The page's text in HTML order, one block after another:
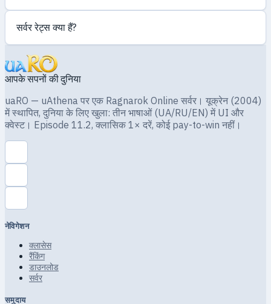
सर्वर रेट्स क्या हैं?
आपके सपनों की दुनिया
uaRO — uAthena पर एक Ragnarok Online सर्वर। यूक्रेन (2004)
में स्थापित, दुनिया के लिए खुला: तीन भाषाओं (UA/RU/EN) में UI और
क्वेस्ट। Episode 11.2, क्लासिक 1× दरें, कोई pay-to-win नहीं।
नेविगेशन
क्लासेस
रैंकिंग
डाउनलोड
सर्वर
समुदाय